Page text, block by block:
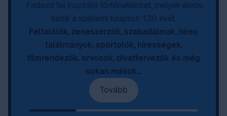
Fedezd fel inspiráló történeteinket, melyek életre
keltik a szellemi tulajdon 130 évét.
Feltalálók, zeneszerzők, szabadalmak, híres
találmányok, sportolók, hírességek,
filmrendezők, orvosok, divattervezők és még
sokan mások...
Tovább